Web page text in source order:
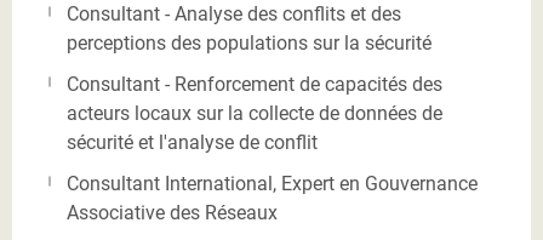
Consultant - Analyse des conflits et des
perceptions des populations sur la sécurité
Consultant - Renforcement de capacités des
acteurs locaux sur la collecte de données de
sécurité et l'analyse de conflit
Consultant International, Expert en Gouvernance
Associative des Réseaux